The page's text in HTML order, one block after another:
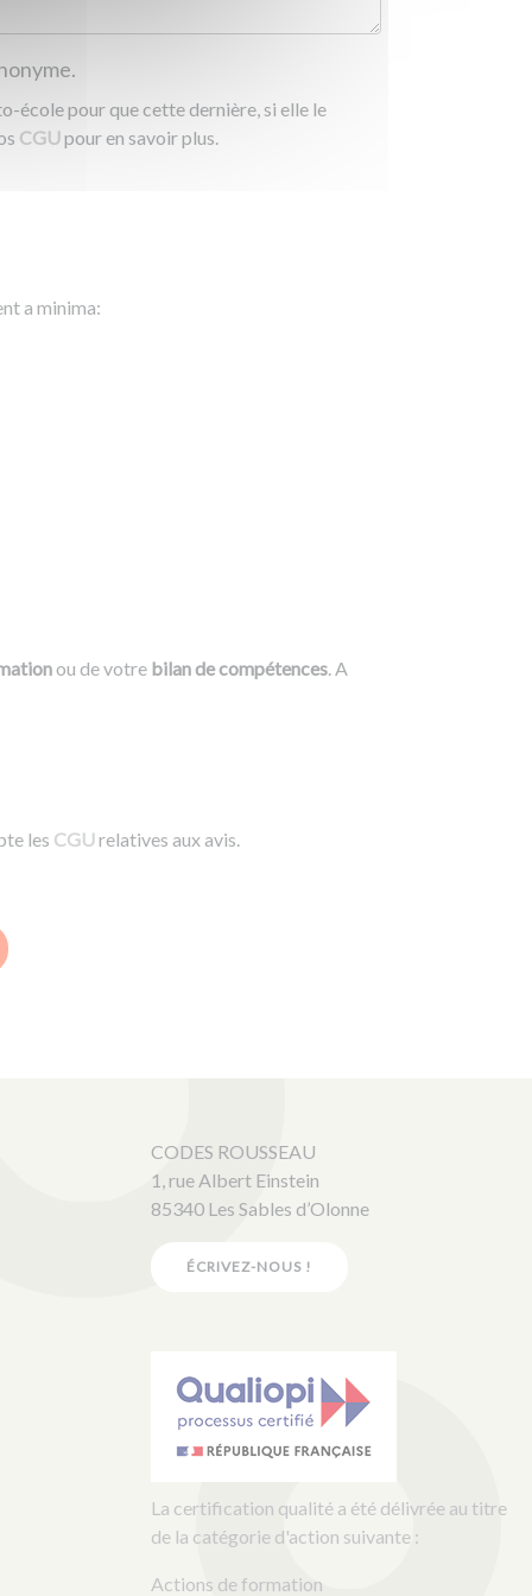
école pour que cette dernière, si elle le
CGUpour en savoir plus.
a minima:
ou de votre bilan de compétences. A
les CGUrelatives aux avis.
CODES ROUSSEAU
1, rue Albert Einstein
85340 Les Sables d’Olonne
ÉCRIVEZ-NOUS !
La certification qualité a été délivrée au titre
de la catégorie d'action suivante :
Actions de formation